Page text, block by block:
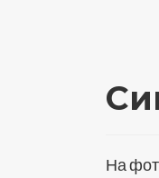
На